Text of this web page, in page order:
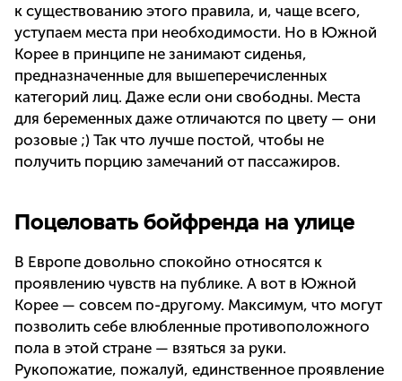
к существованию этого правила, и, чаще всего,
уступаем места при необходимости. Но в Южной
Корее в принципе не занимают сиденья,
предназначенные для вышеперечисленных
категорий лиц. Даже если они свободны. Места
для беременных даже отличаются по цвету — они
розовые ;) Так что лучше постой, чтобы не
получить порцию замечаний от пассажиров.
Поцеловать бойфренда на улице
В Европе довольно спокойно относятся к
проявлению чувств на публике. А вот в Южной
Корее — совсем по-другому. Максимум, что могут
позволить себе влюбленные противоположного
пола в этой стране — взяться за руки.
Рукопожатие, пожалуй, единственное проявление